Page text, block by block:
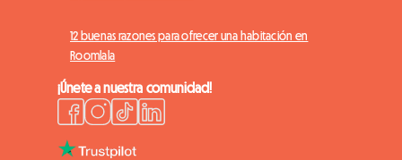
12 buenas razones para ofrecer una habitación en
Roomlala
¡Únete a nuestra comunidad!